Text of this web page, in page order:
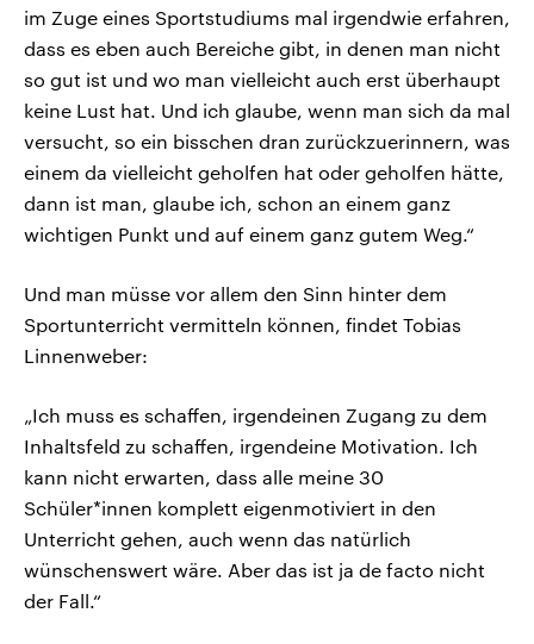
im Zuge eines Sportstudiums mal irgendwie erfahren,
dass es eben auch Bereiche gibt, in denen man nicht
so gut ist und wo man vielleicht auch erst überhaupt
keine Lust hat. Und ich glaube, wenn man sich da mal
versucht, so ein bisschen dran zurückzuerinnern, was
einem da vielleicht geholfen hat oder geholfen hätte,
dann ist man, glaube ich, schon an einem ganz
wichtigen Punkt und auf einem ganz gutem Weg.“
Und man müsse vor allem den Sinn hinter dem
Sportunterricht vermitteln können, findet Tobias
Linnenweber:
„Ich muss es schaffen, irgendeinen Zugang zu dem
Inhaltsfeld zu schaffen, irgendeine Motivation. Ich
kann nicht erwarten, dass alle meine 30
Schüler*innen komplett eigenmotiviert in den
Unterricht gehen, auch wenn das natürlich
wünschenswert wäre. Aber das ist ja de facto nicht
der Fall.“